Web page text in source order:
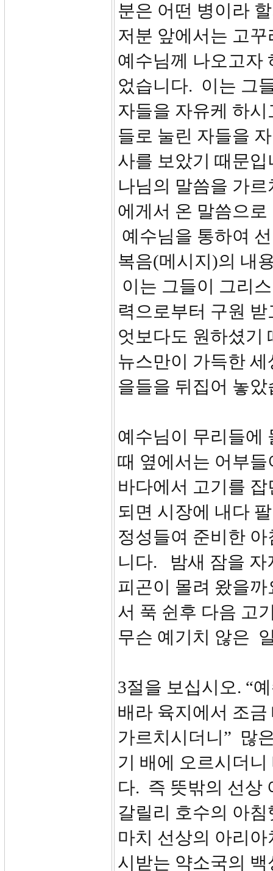
분은 어떤 병이라
저분 앞에서는 고
예수님께 나오고자
었습니다. 이는 그
자들을 자유케 하
들로 눌린 자들을
사를 보았기 때문
나님의 말씀을 가
에게서 온 말씀으
예수님을 통하여
복음(메시지)의 내
이는 그들이 그리
력으로부터 구원
엇보다도 원하셨기
뉴스만이 가득한
을들을 뒤집어 놓았
예수님이 무리들에
때 옆에서는 어부
바다에서 고기를
되면 시장에 내다
정성들여 준비한
니다. 밤새 잠을 자
피곤이 몰려 왔을
서 푹 쉰후 다음 고
무슨 예기치 않은
3절을 보십시오. “
배라 육지에서 조
가르치시더니” 많
기 배에 오르시더
다. 즉 뜻밖의 선상
갈릴리 호수의 아
마치 선상의 아리
시받는 약소국의